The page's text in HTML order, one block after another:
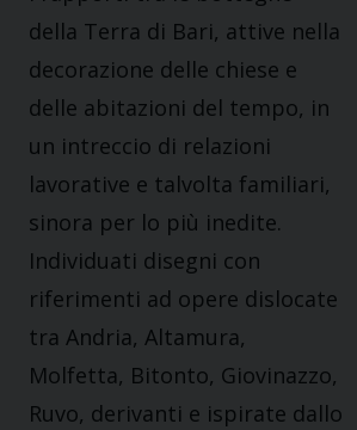
della Terra di Bari, attive nella
decorazione delle chiese e
delle abitazioni del tempo, in
un intreccio di relazioni
lavorative e talvolta familiari,
sinora per lo più inedite.
Individuati disegni con
riferimenti ad opere dislocate
tra Andria, Altamura,
Molfetta, Bitonto, Giovinazzo,
Ruvo, derivanti e ispirate dallo